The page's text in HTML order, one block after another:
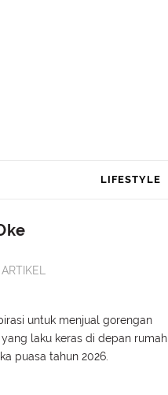
LIFESTYLE
ARTIKEL
untuk menjual gorengan
laku keras di depan rumah
puasa tahun 2026.